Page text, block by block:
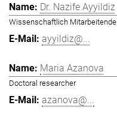
Dr. Nazife Ayyildiz
Wissenschaftlich Mitarbeitende
ayyildiz@...
Maria Azanova
Doctoral researcher
azanova@...